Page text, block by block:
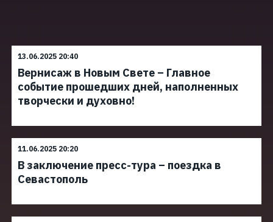
13.06.2025 20:40
Вернисаж в Новым Свете – Главное
событие прошедших дней, наполненных
творчески и духовно!
11.06.2025 20:20
В заключение пресс-тура – поездка в
Севастополь